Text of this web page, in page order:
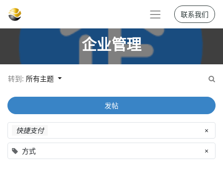
联系我们
企业管理
转到: 所有主题
快捷支付 ×
方式 ×
发帖